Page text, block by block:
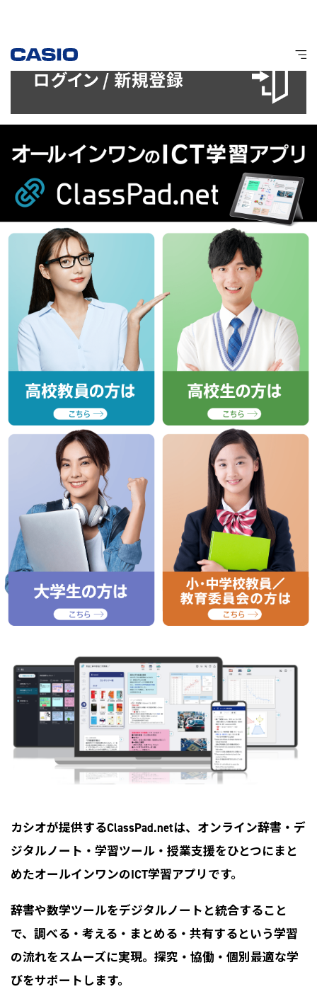
カシオが提供するClassPad.netは、オンライン辞書・デ
ジタルノート・学習ツール・授業支援をひとつにまと
めたオールインワンのICT学習アプリです。
辞書や数学ツールをデジタルノートと統合すること
で、調べる・考える・まとめる・共有するという学習
の流れをスムーズに実現。探究・協働・個別最適な学
びをサポートします。